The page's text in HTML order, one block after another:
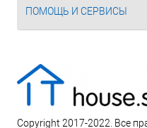
ПОМОЩЬ И СЕРВИСЫ
Copyright 2017-2022. Все